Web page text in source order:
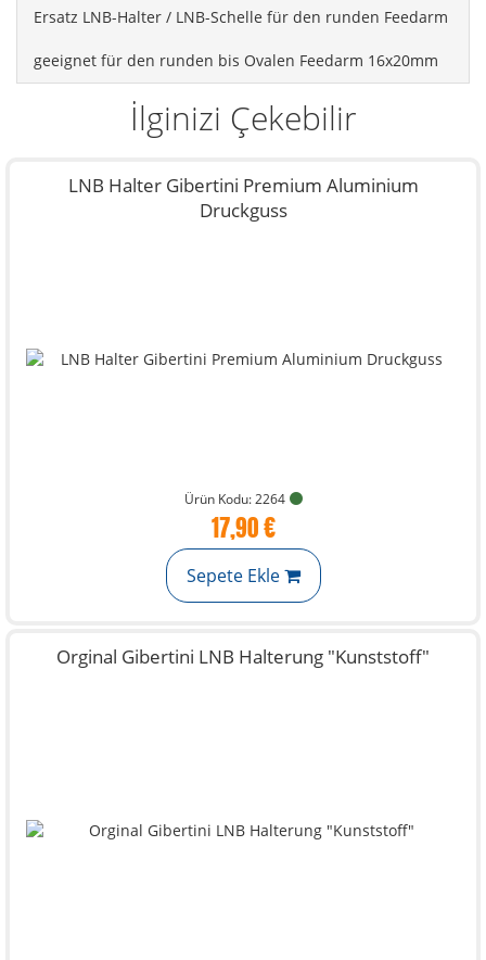
Ersatz LNB-Halter / LNB-Schelle für den runden Feedarm
geeignet für den runden bis Ovalen Feedarm 16x20mm
İlginizi Çekebilir
LNB Halter Gibertini Premium Aluminium
Druckguss
Ürün Kodu: 2264
17,90 €
Sepete Ekle
Orginal Gibertini LNB Halterung "Kunststoff"